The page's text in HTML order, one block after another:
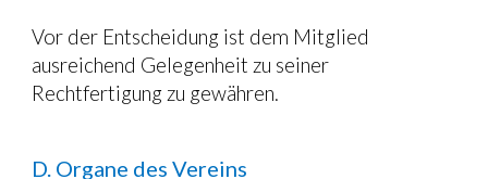
Vor der Entscheidung ist dem Mitglied
ausreichend Gelegenheit zu seiner
Rechtfertigung zu gewähren.
D. Organe des Vereins